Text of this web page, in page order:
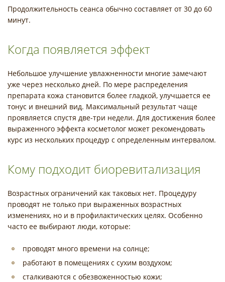
Продолжительность сеанса обычно составляет от 30 до 60
минут.
Когда появляется эффект
Небольшое улучшение увлажненности многие замечают
уже через несколько дней. По мере распределения
препарата кожа становится более гладкой, улучшается ее
тонус и внешний вид. Максимальный результат чаще
проявляется спустя две-три недели. Для достижения более
выраженного эффекта косметолог может рекомендовать
курс из нескольких процедур с определенным интервалом.
Кому подходит биоревитализация
Возрастных ограничений как таковых нет. Процедуру
проводят не только при выраженных возрастных
изменениях, но и в профилактических целях. Особенно
часто ее выбирают люди, которые:
проводят много времени на солнце;
работают в помещениях с сухим воздухом;
сталкиваются с обезвоженностью кожи;